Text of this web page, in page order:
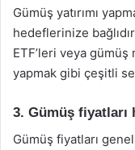
Gümüş yatırımı
hedeflerinize
ETF’leri veya
yapmak gibi çeşitli
3. Gümüş
Gümüş fiyatları